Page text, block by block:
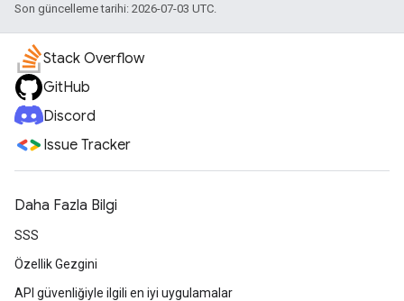
Son güncelleme tarihi: 2026-07-03 UTC.
Stack Overflow
GitHub
Discord
Issue Tracker
Daha Fazla Bilgi
SSS
Özellik Gezgini
API güvenliğiyle ilgili en iyi uygulamalar